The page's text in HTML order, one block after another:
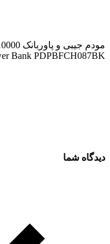
Bank PDPBFCH087BK
دیدگاه شما